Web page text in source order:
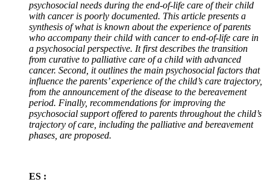
psychosocial needs during the end-of-life care of their child
with cancer is poorly documented. This article presents a
synthesis of what is known about the experience of parents
who accompany their child with cancer to end-of-life care in
a psychosocial perspective. It first describes the transition
from curative to palliative care of a child with advanced
cancer. Second, it outlines the main psychosocial factors that
influence the parents’ experience of the child’s care trajectory,
from the announcement of the disease to the bereavement
period. Finally, recommendations for improving the
psychosocial support offered to parents throughout the child’s
trajectory of care, including the palliative and bereavement
phases, are proposed.
ES :